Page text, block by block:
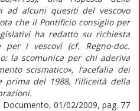
ad alcuni quesiti del vescovo
che il Pontificio consiglio per
ha redatto su richiesta
per i vescovi (cf. Regno-doc.
la scomunica per chi aderiva
scismatico», l’acefalia dei
del 1988, l’illiceità della
Documento, 01/02/2009, pag. 77